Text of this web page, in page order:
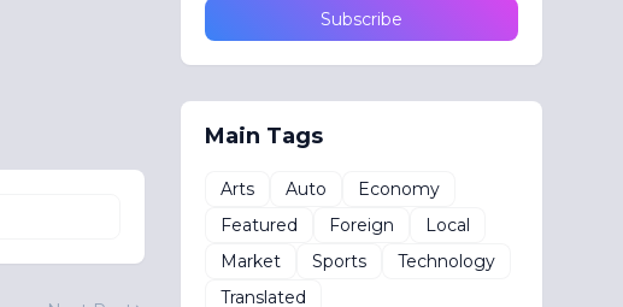
Main Tags
Arts Auto
Economy
Featured
Foreign
Local
Market
Sports
Technology
Translated